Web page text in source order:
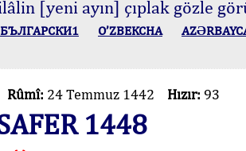
[yeni ayın] çıplak gözle
БЪЛГАРСКИ1 O’ZBEKCHA
Rûmî: 24 Temmuz 1442 Hızır: 93
1448